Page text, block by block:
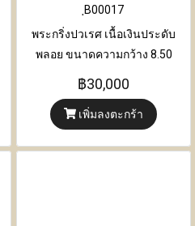
ฺB00017
พระกริ่งปวเรศ เนื้อเงินประดับ
พลอย ขนาดความกว้าง 8.50
เซนติเมตร x ความสูง 17
เซนติเมตร
฿30,000
เพิ่มลงตะกร้า